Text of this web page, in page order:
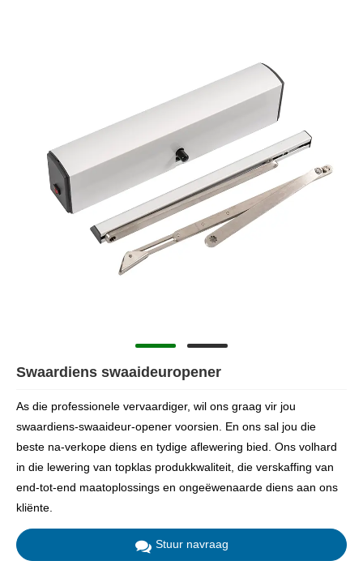
Swaardiens swaaideuropener
As die professionele vervaardiger, wil ons graag vir jou
swaardiens-swaaideur-opener voorsien. En ons sal jou die
beste na-verkope diens en tydige aflewering bied. Ons volhard
in die lewering van topklas produkkwaliteit, die verskaffing van
end-tot-end maatoplossings en ongeëwenaarde diens aan ons
kliënte.
Stuur navraag